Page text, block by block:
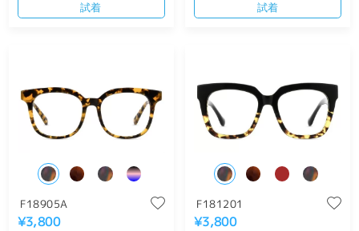
試着 試着
F18905A
¥3,800
F181201
¥3,800